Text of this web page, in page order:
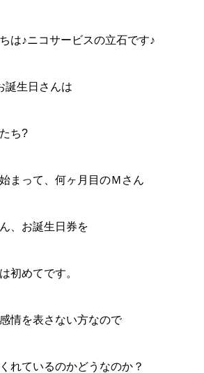
は♪ニコサービスの立石です♪
誕生日さんは
ち?
まって、何ヶ月目のＭさん
、お誕生日券を
初めてです。
情を表さない方なので
れているのかどうなのか？